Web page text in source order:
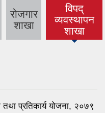
रोजगार
शाखा
विपद्
व्यवस्थापन
शाखा
(active tab)
तथा प्रतिकार्य योजना, २०७९